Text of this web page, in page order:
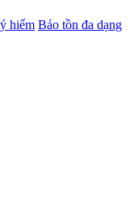
hiếm Bảo tồn đa dạng